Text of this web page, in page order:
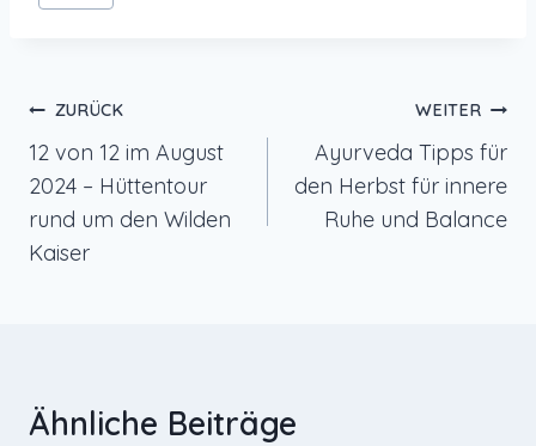
Beitragsnavigation
ZURÜCK
12 von 12 im August
2024 – Hüttentour
rund um den Wilden
Kaiser
WEITER
Ayurveda Tipps für
den Herbst für innere
Ruhe und Balance
Ähnliche Beiträge